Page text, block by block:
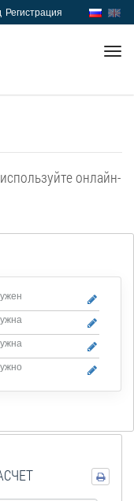
Регистрация
онлайн-